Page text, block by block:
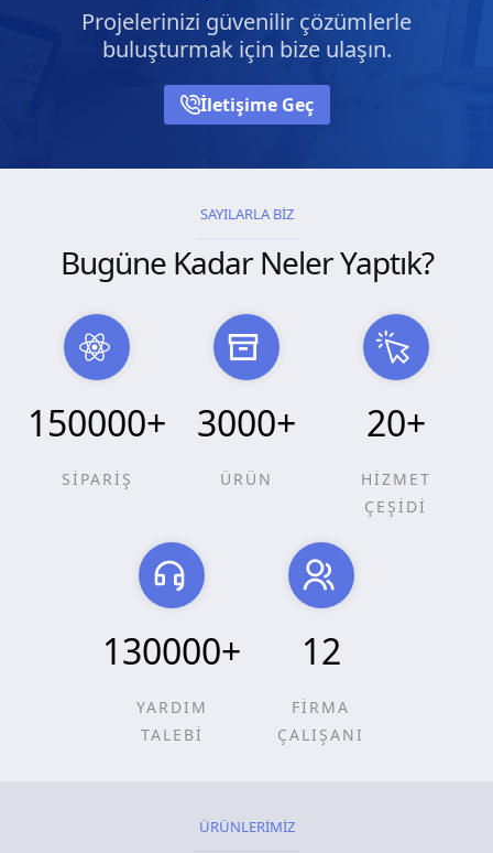
Projelerinizi güvenilir çözümlerle
buluşturmak için bize ulaşın.
İletişime Geç
SAYILARLA BİZ
Bugüne Kadar Neler Yaptık?
150000+
SİPARİŞ
3000+
ÜRÜN
20+
HİZMET
ÇEŞİDİ
130000+
YARDIM
TALEBİ
12
FİRMA
ÇALIŞANI
ÜRÜNLERİMİZ